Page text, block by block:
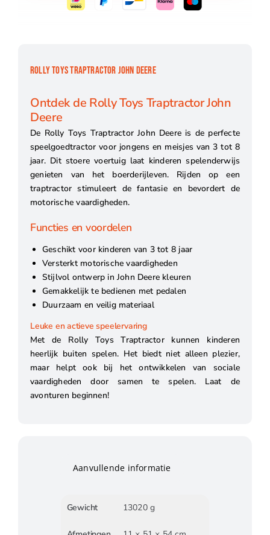
ROLLY TOYS TRAPTRACTOR JOHN DEERE
Ontdek de Rolly Toys Traptractor John
Deere
De Rolly Toys Traptractor John Deere is de perfecte
speelgoedtractor voor jongens en meisjes van 3 tot 8
jaar. Dit stoere voertuig laat kinderen spelenderwijs
genieten van het boerderijleven. Rijden op een
traptractor stimuleert de fantasie en bevordert de
motorische vaardigheden.
Functies en voordelen
Geschikt voor kinderen van 3 tot 8 jaar
Versterkt motorische vaardigheden
Stijlvol ontwerp in John Deere kleuren
Gemakkelijk te bedienen met pedalen
Duurzaam en veilig materiaal
Leuke en actieve speelervaring
Met de Rolly Toys Traptractor kunnen kinderen
heerlijk buiten spelen. Het biedt niet alleen plezier,
maar helpt ook bij het ontwikkelen van sociale
vaardigheden door samen te spelen. Laat de
avonturen beginnen!
Aanvullende informatie
Gewicht 13020 g